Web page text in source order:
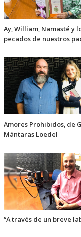
Ay, William, Namasté y
pecados de nuestros
Amores Prohibidos, de
Mántaras Loedel
“A través de un breve